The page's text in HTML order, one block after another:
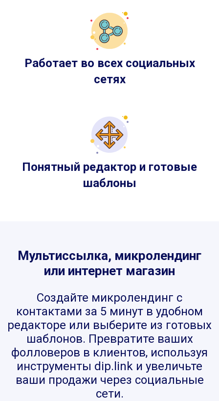
Работает во всех социальных
сетях
Понятный редактор и готовые
шаблоны
Мультиссылка, микролендинг
или интернет магазин
Создайте микролендинг с
контактами за 5 минут в удобном
редакторе или выберите из готовых
шаблонов. Превратите ваших
фолловеров в клиентов, используя
инструменты dip.link и увеличьте
ваши продажи через социальные
сети.